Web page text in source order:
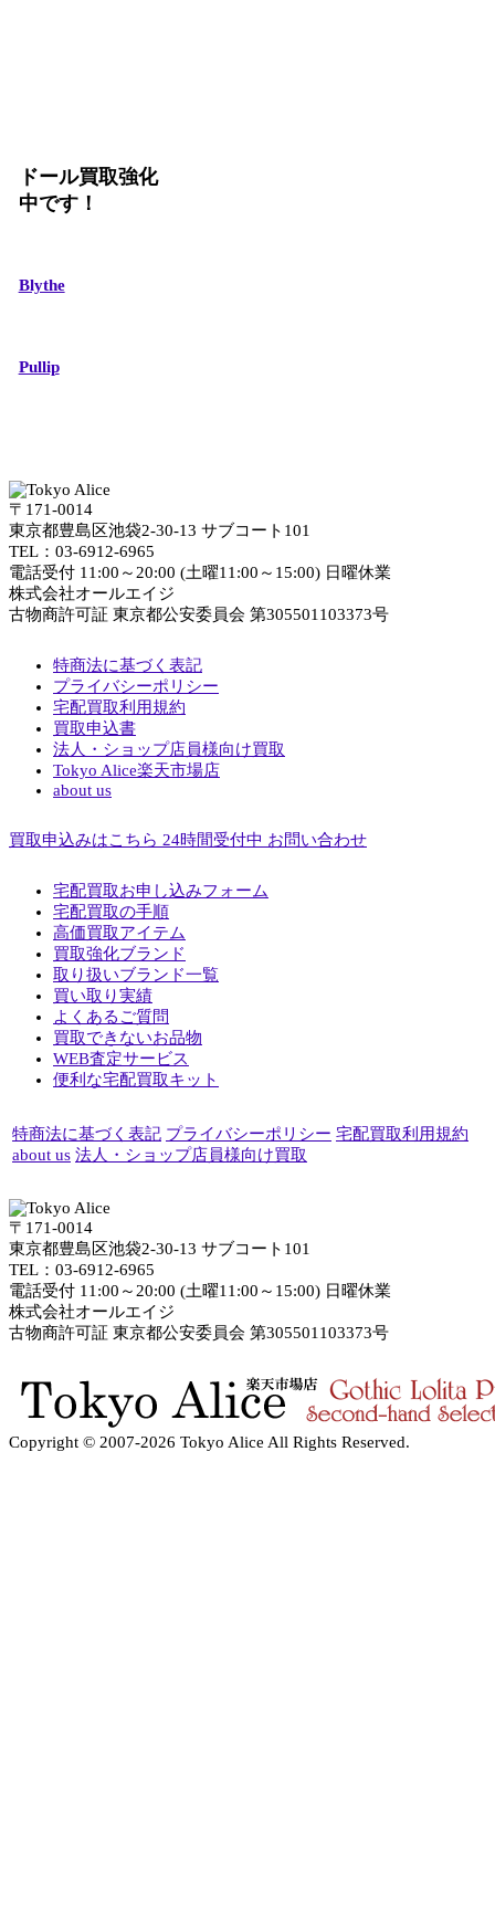
ドール買取強化
中です！
Blythe
Pullip
〒171-0014
東京都豊島区池袋2-30-13 サブコート101
TEL：03-6912-6965
電話受付 11:00～20:00 (土曜11:00～15:00) 日曜休業
株式会社オールエイジ
古物商許可証 東京都公安委員会 第305501103373号
特商法に基づく表記
プライバシーポリシー
宅配買取利用規約
買取申込書
法人・ショップ店員様向け買取
Tokyo Alice楽天市場店
about us
買取申込みはこちら 24時間受付中 お問い合わせ
宅配買取お申し込みフォーム
宅配買取の手順
高価買取アイテム
買取強化ブランド
取り扱いブランド一覧
買い取り実績
よくあるご質問
買取できないお品物
WEB査定サービス
便利な宅配買取キット
特商法に基づく表記 プライバシーポリシー 宅配買取利用規約
about us 法人・ショップ店員様向け買取
〒171-0014
東京都豊島区池袋2-30-13 サブコート101
TEL：03-6912-6965
電話受付 11:00～20:00 (土曜11:00～15:00) 日曜休業
株式会社オールエイジ
古物商許可証 東京都公安委員会 第305501103373号
Copyright © 2007-2026 Tokyo Alice All Rights Reserved.